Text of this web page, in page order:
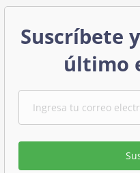
Suscríbete
último